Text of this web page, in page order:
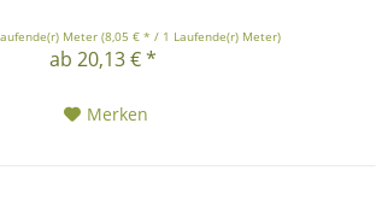
Meter (8,05 € * / 1 Laufende(r) Meter)
ab 20,13 € *
Merken